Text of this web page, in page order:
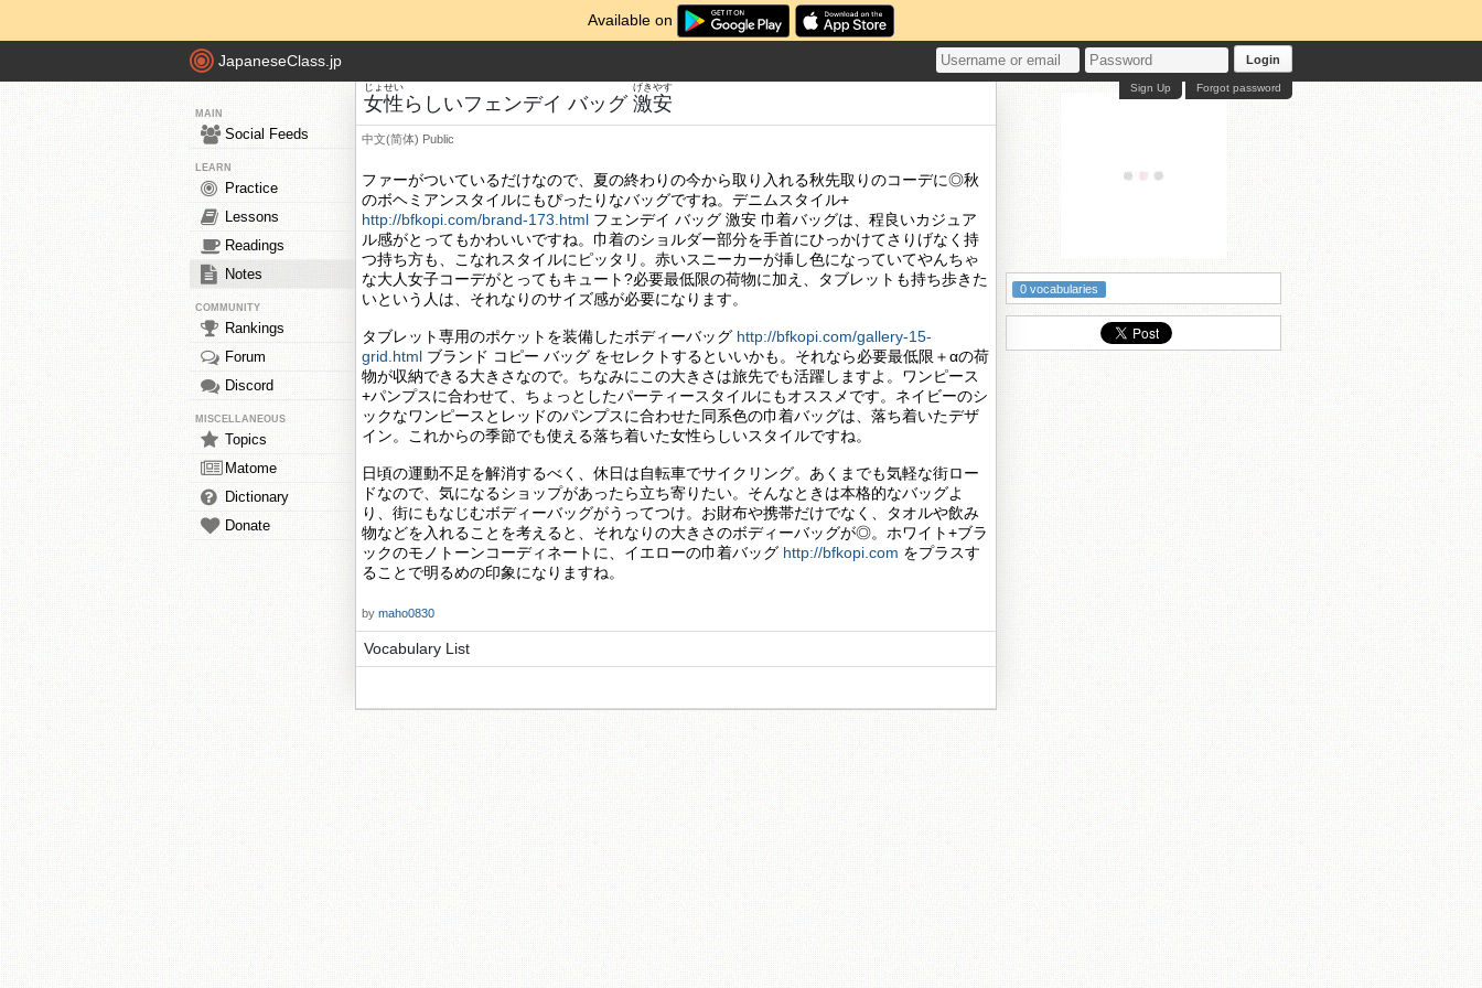
Available on
JapaneseClass.jp Login
Forgot password
Sign Up
MAIN
Social Feeds
LEARN
Practice
Lessons
Readings
Notes
COMMUNITY
Rankings
Forum
Discord
MISCELLANEOUS
Topics
Matome
Dictionary
Donate
女性
じょせい
らしいフェンデイ バッグ 激安
げきやす
中文(简体) Public
ファーがついているだけなので、夏の終わりの今から取り入れる秋先取りのコーデに◎秋
のボヘミアンスタイルにもぴったりなバッグですね。デニムスタイル+
http://bfkopi.com/brand-173.html フェンデイ バッグ 激安 巾着バッグは、程良いカジュア
ル感がとってもかわいいですね。巾着のショルダー部分を手首にひっかけてさりげなく持
つ持ち方も、こなれスタイルにピッタリ。赤いスニーカーが挿し色になっていてやんちゃ
な大人女子コーデがとってもキュート?必要最低限の荷物に加え、タブレットも持ち歩きた
いという人は、それなりのサイズ感が必要になります。
タブレット専用のポケットを装備したボディーバッグ http://bfkopi.com/gallery-15-
grid.html ブランド コピー バッグ をセレクトするといいかも。それなら必要最低限＋αの荷
物が収納できる大きさなので。ちなみにこの大きさは旅先でも活躍しますよ。ワンピース
+パンプスに合わせて、ちょっとしたパーティースタイルにもオススメです。ネイビーのシ
ックなワンピースとレッドのパンプスに合わせた同系色の巾着バッグは、落ち着いたデザ
イン。これからの季節でも使える落ち着いた女性らしいスタイルですね。
日頃の運動不足を解消するべく、休日は自転車でサイクリング。あくまでも気軽な街ロー
ドなので、気になるショップがあったら立ち寄りたい。そんなときは本格的なバッグよ
り、街にもなじむボディーバッグがうってつけ。お財布や携帯だけでなく、タオルや飲み
物などを入れることを考えると、それなりの大きさのボディーバッグが◎。ホワイト+ブラ
ックのモノトーンコーディネートに、イエローの巾着バッグ http://bfkopi.com をプラスす
ることで明るめの印象になりますね。
by maho0830
Vocabulary List
0 vocabularies